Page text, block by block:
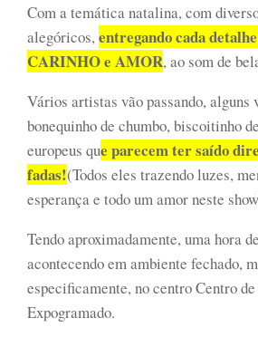
Com a temática natalina, com
alegóricos,entregando cada
CARINHO e AMOR, ao som de
Vários artistas vão passando, alguns
bonequinho de chumbo, biscoitinho
europeus que parecem ter saído
fadas!(Todos eles trazendo luzes,
esperança e todo um amor neste
Tendo aproximadamente, uma hora
acontecendo em ambiente fechado,
especificamente, no centro Centro de
Expogramado.